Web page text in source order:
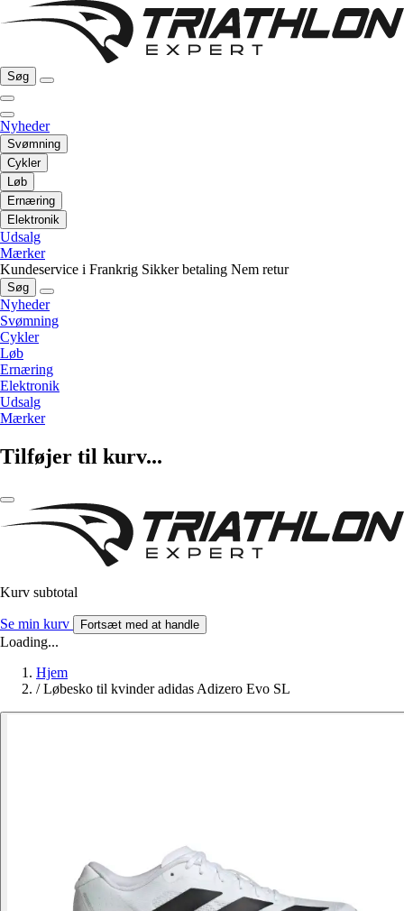
Søg
Nyheder
Svømning
Cykler
Løb
Ernæring
Elektronik
Udsalg
Mærker
Kundeservice i Frankrig Sikker betaling Nem retur
Søg
Nyheder
Svømning
Cykler
Løb
Ernæring
Elektronik
Udsalg
Mærker
Tilføjer til kurv...
Kurv subtotal
Se min kurv Fortsæt med at handle
Loading...
Hjem
/ Løbesko til kvinder adidas Adizero Evo SL